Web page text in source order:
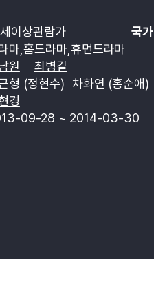
이상관람가 국가
마,홈드라마,휴먼드라마
원
최병길
형 (정현수) 차화연 (홍순애)
경
09-28 ~ 2014-03-30